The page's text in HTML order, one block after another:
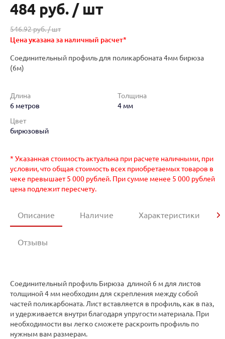
484 руб. / шт
546.92 руб. /шт
Цена указана за наличный расчет*
Соединительный профиль для поликарбоната 4мм бирюза
(6м)
Длина
6 метров
Толщина
4 мм
Цвет
бирюзовый
* Указанная стоимость актуальна при расчете наличными, при
условии, что общая стоимость всех приобретаемых товаров в
чеке превышает 5 000 рублей. При сумме менее 5 000 рублей
цена подлежит пересчету.
Описание Наличие Характеристики
Отзывы
Соединительный профиль Бирюза длиной 6 м для листов
толщиной 4 мм необходим для скрепления между собой
частей поликарбоната. Лист вставляется в профиль, как в паз,
и удерживается внутри благодаря упругости материала. При
необходимости вы легко сможете раскроить профиль по
нужным вам размерам.